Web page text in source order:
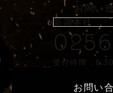
お問い
新潟本社
受付時間
お問い